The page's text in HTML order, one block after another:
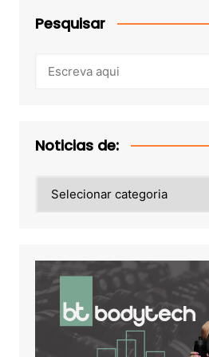
Pesquisar
Noticias de:
de: